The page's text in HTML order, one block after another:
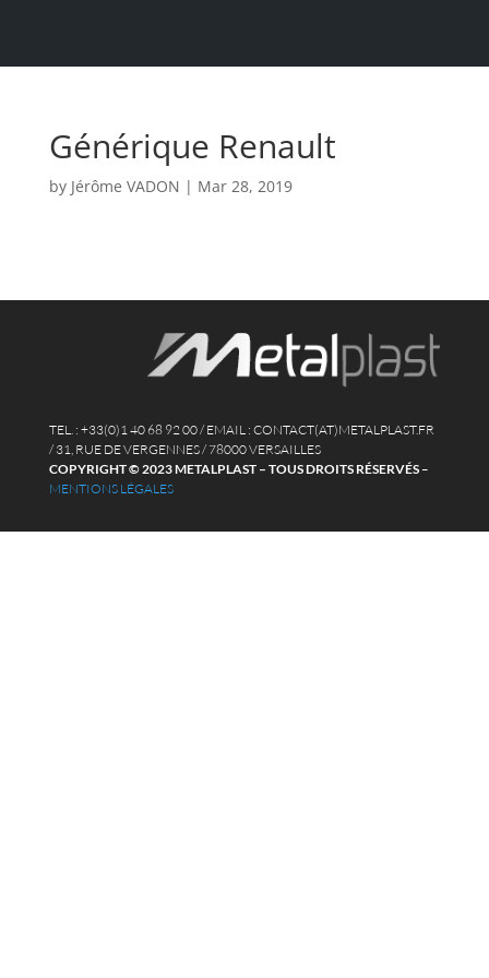
Générique Renault
by Jérôme VADON | Mar 28, 2019
TEL. : +33(0)1 40 68 92 00 / EMAIL : CONTACT(AT)METALPLAST.FR
/ 31, RUE DE VERGENNES / 78000 VERSAILLES
COPYRIGHT © 2023 METALPLAST – TOUS DROITS RÉSERVÉS–
MENTIONS LÉGALES